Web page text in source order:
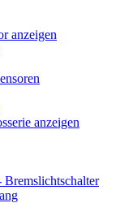
anzeigen
anzeigen